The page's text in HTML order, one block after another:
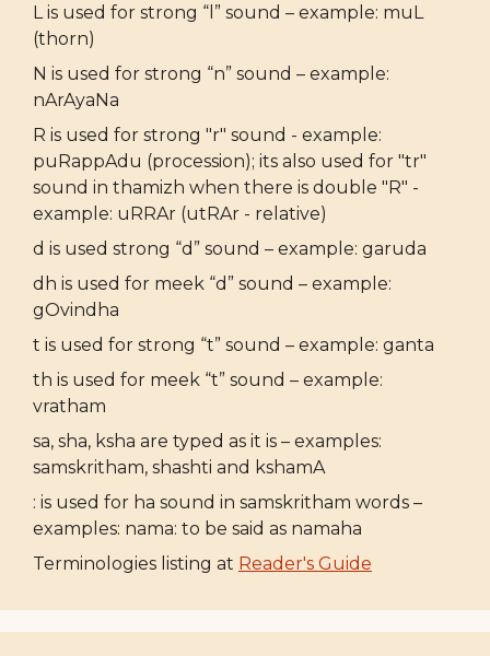
L is used for strong “l” sound – example: muL
(thorn)
N is used for strong “n” sound – example:
nArAyaNa
R is used for strong "r" sound - example:
puRappAdu (procession); its also used for "tr"
sound in thamizh when there is double "R" -
example: uRRAr (utRAr - relative)
d is used strong “d” sound – example: garuda
dh is used for meek “d” sound – example:
gOvindha
t is used for strong “t” sound – example: ganta
th is used for meek “t” sound – example:
vratham
sa, sha, ksha are typed as it is – examples:
samskritham, shashti and kshamA
: is used for ha sound in samskritham words –
examples: nama: to be said as namaha
Terminologies listing at Reader's Guide